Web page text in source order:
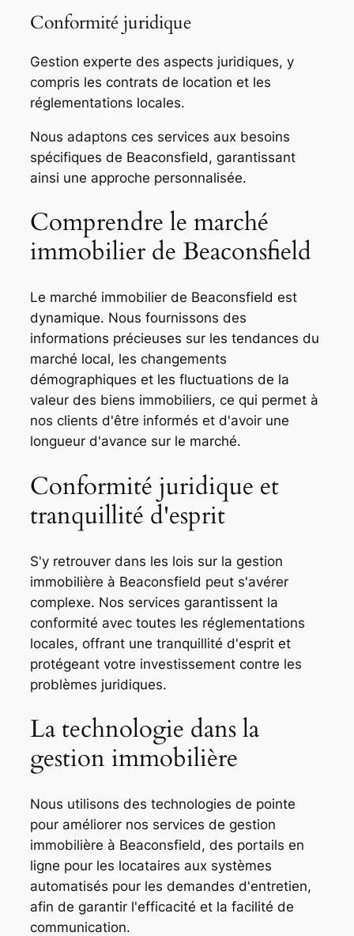
Conformité juridique
Gestion experte des aspects juridiques, y
compris les contrats de location et les
réglementations locales.
Nous adaptons ces services aux besoins
spécifiques de Beaconsfield, garantissant
ainsi une approche personnalisée.
Comprendre le marché
immobilier de Beaconsfield
Le marché immobilier de Beaconsfield est
dynamique. Nous fournissons des
informations précieuses sur les tendances du
marché local, les changements
démographiques et les fluctuations de la
valeur des biens immobiliers, ce qui permet à
nos clients d'être informés et d'avoir une
longueur d'avance sur le marché.
Conformité juridique et
tranquillité d'esprit
S'y retrouver dans les lois sur la gestion
immobilière à Beaconsfield peut s'avérer
complexe. Nos services garantissent la
conformité avec toutes les réglementations
locales, offrant une tranquillité d'esprit et
protégeant votre investissement contre les
problèmes juridiques.
La technologie dans la
gestion immobilière
Nous utilisons des technologies de pointe
pour améliorer nos services de gestion
immobilière à Beaconsfield, des portails en
ligne pour les locataires aux systèmes
automatisés pour les demandes d'entretien,
afin de garantir l'efficacité et la facilité de
communication.